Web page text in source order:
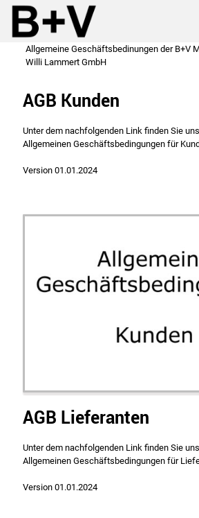
Allgemeine Geschäftsbedinungen der B+V
Willi Lammert GmbH
AGB Kunden
Unter dem nachfolgenden Link finden Sie
Allgemeinen Geschäftsbedingungen für
Version 01.01.2024
AGB Lieferanten
Unter dem nachfolgenden Link finden Sie
Allgemeinen Geschäftsbedingungen für
Version 01.01.2024